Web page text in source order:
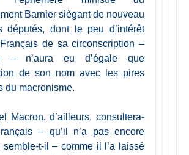
Barnier siègant de nouveau
députés, dont le peu d’intérêt
de sa circonscription –
– n’aura eu d’égale que
de son nom avec les pires
du macronisme.
Macron, d’ailleurs, consultera-
– qu’il n’a pas encore
semble-t-il – comme il l’a laissé